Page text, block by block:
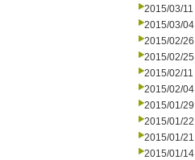
2015/03/11
2015/03/04
2015/02/26
2015/02/25
2015/02/11
2015/02/04
2015/01/29
2015/01/22
2015/01/21
2015/01/14